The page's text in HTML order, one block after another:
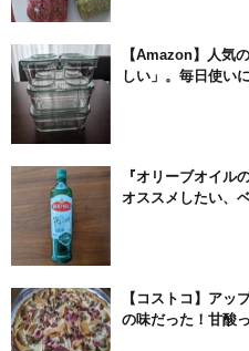
【Amazon】人気
しい」。毎日使い
『オリーブオイル
オススメしたい、
【コストコ】アッ
の味だった！甘酸